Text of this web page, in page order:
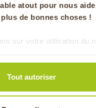
atout pour nous
de bonnes choses !
sur votre utilisation du
Ces données
informations que
ont collectées lors de
Tout autoriser
de poireaux : nos
gaspi !
Consulter
à notre
plein chaque semaine
locaux & de saison !